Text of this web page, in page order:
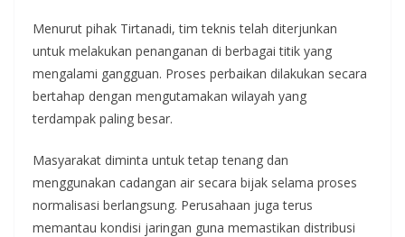
Menurut pihak Tirtanadi, tim teknis telah diterjunkan
untuk melakukan penanganan di berbagai titik yang
mengalami gangguan. Proses perbaikan dilakukan secara
bertahap dengan mengutamakan wilayah yang
terdampak paling besar.
Masyarakat diminta untuk tetap tenang dan
menggunakan cadangan air secara bijak selama proses
normalisasi berlangsung. Perusahaan juga terus
memantau kondisi jaringan guna memastikan distribusi